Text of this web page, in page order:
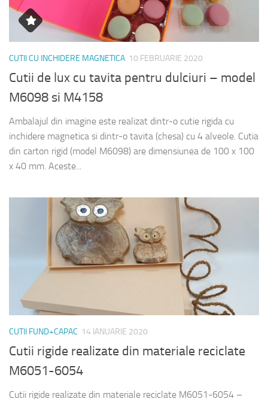
CUTII CU INCHIDERE MAGNETICA 10 FEBRUARIE 2020
Cutii de lux cu tavita pentru dulciuri – model
M6098 si M4158
Ambalajul din imagine este realizat dintr-o cutie rigida cu
inchidere magnetica si dintr-o tavita (chesa) cu 4 alveole. Cutia
din carton rigid (model M6098) are dimensiunea de 100 x 100
x 40 mm. Aceste...
CUTII FUND+CAPAC 14 IANUARIE 2020
Cutii rigide realizate din materiale reciclate
M6051-6054
Cutii rigide realizate din materiale reciclate M6051-6054 –